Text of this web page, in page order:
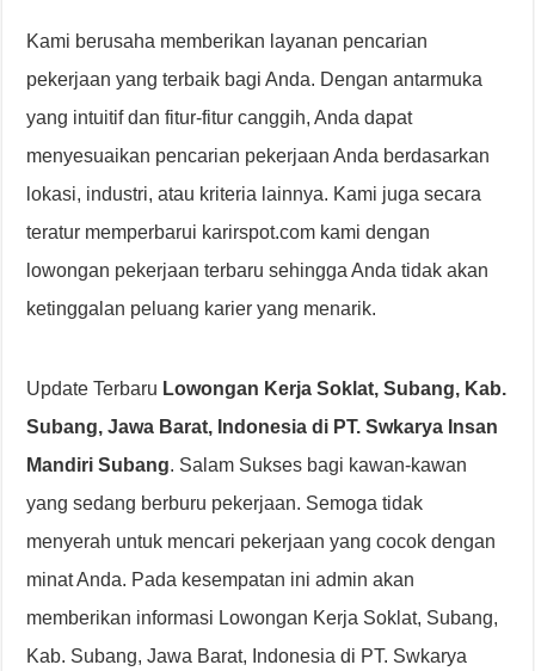
Kami berusaha memberikan layanan pencarian
pekerjaan yang terbaik bagi Anda. Dengan antarmuka
yang intuitif dan fitur-fitur canggih, Anda dapat
menyesuaikan pencarian pekerjaan Anda berdasarkan
lokasi, industri, atau kriteria lainnya. Kami juga secara
teratur memperbarui karirspot.com kami dengan
lowongan pekerjaan terbaru sehingga Anda tidak akan
ketinggalan peluang karier yang menarik.
Update Terbaru Lowongan Kerja Soklat, Subang, Kab.
Subang, Jawa Barat, Indonesia di PT. Swkarya Insan
Mandiri Subang. Salam Sukses bagi kawan-kawan
yang sedang berburu pekerjaan. Semoga tidak
menyerah untuk mencari pekerjaan yang cocok dengan
minat Anda. Pada kesempatan ini admin akan
memberikan informasi Lowongan Kerja Soklat, Subang,
Kab. Subang, Jawa Barat, Indonesia di PT. Swkarya